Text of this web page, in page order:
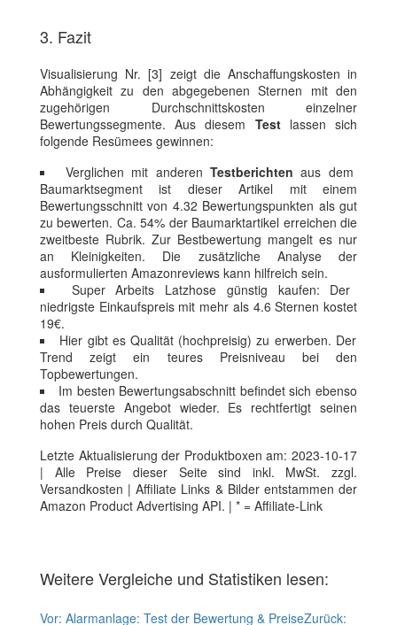
3. Fazit
Visualisierung Nr. [3] zeigt die Anschaffungskosten in
Abhängigkeit zu den abgegebenen Sternen mit den
zugehörigen Durchschnittskosten einzelner
Bewertungssegmente. Aus diesem Testlassen sich
folgende Resümees gewinnen:
Verglichen mit anderen Testberichten aus dem
Baumarktsegment ist dieser Artikel mit einem
Bewertungsschnitt von 4.32 Bewertungspunkten als gut
zu bewerten. Ca. 54% der Baumarktartikel erreichen die
zweitbeste Rubrik. Zur Bestbewertung mangelt es nur
an Kleinigkeiten. Die zusätzliche Analyse der
ausformulierten Amazonreviews kann hilfreich sein.
Super Arbeits Latzhose günstig kaufen: Der
niedrigste Einkaufspreis mit mehr als 4.6 Sternen kostet
19€.
Hier gibt es Qualität (hochpreisig) zu erwerben. Der
Trend zeigt ein teures Preisniveau bei den
Topbewertungen.
Im besten Bewertungsabschnitt befindet sich ebenso
das teuerste Angebot wieder. Es rechtfertigt seinen
hohen Preis durch Qualität.
Letzte Aktualisierung der Produktboxen am: 2023-10-17
| Alle Preise dieser Seite sind inkl. MwSt. zzgl.
Versandkosten | Affiliate Links & Bilder entstammen der
Amazon Product Advertising API. | * = Affiliate-Link
Weitere Vergleiche und Statistiken lesen:
Vor: Alarmanlage: Test der Bewertung & PreiseZurück: